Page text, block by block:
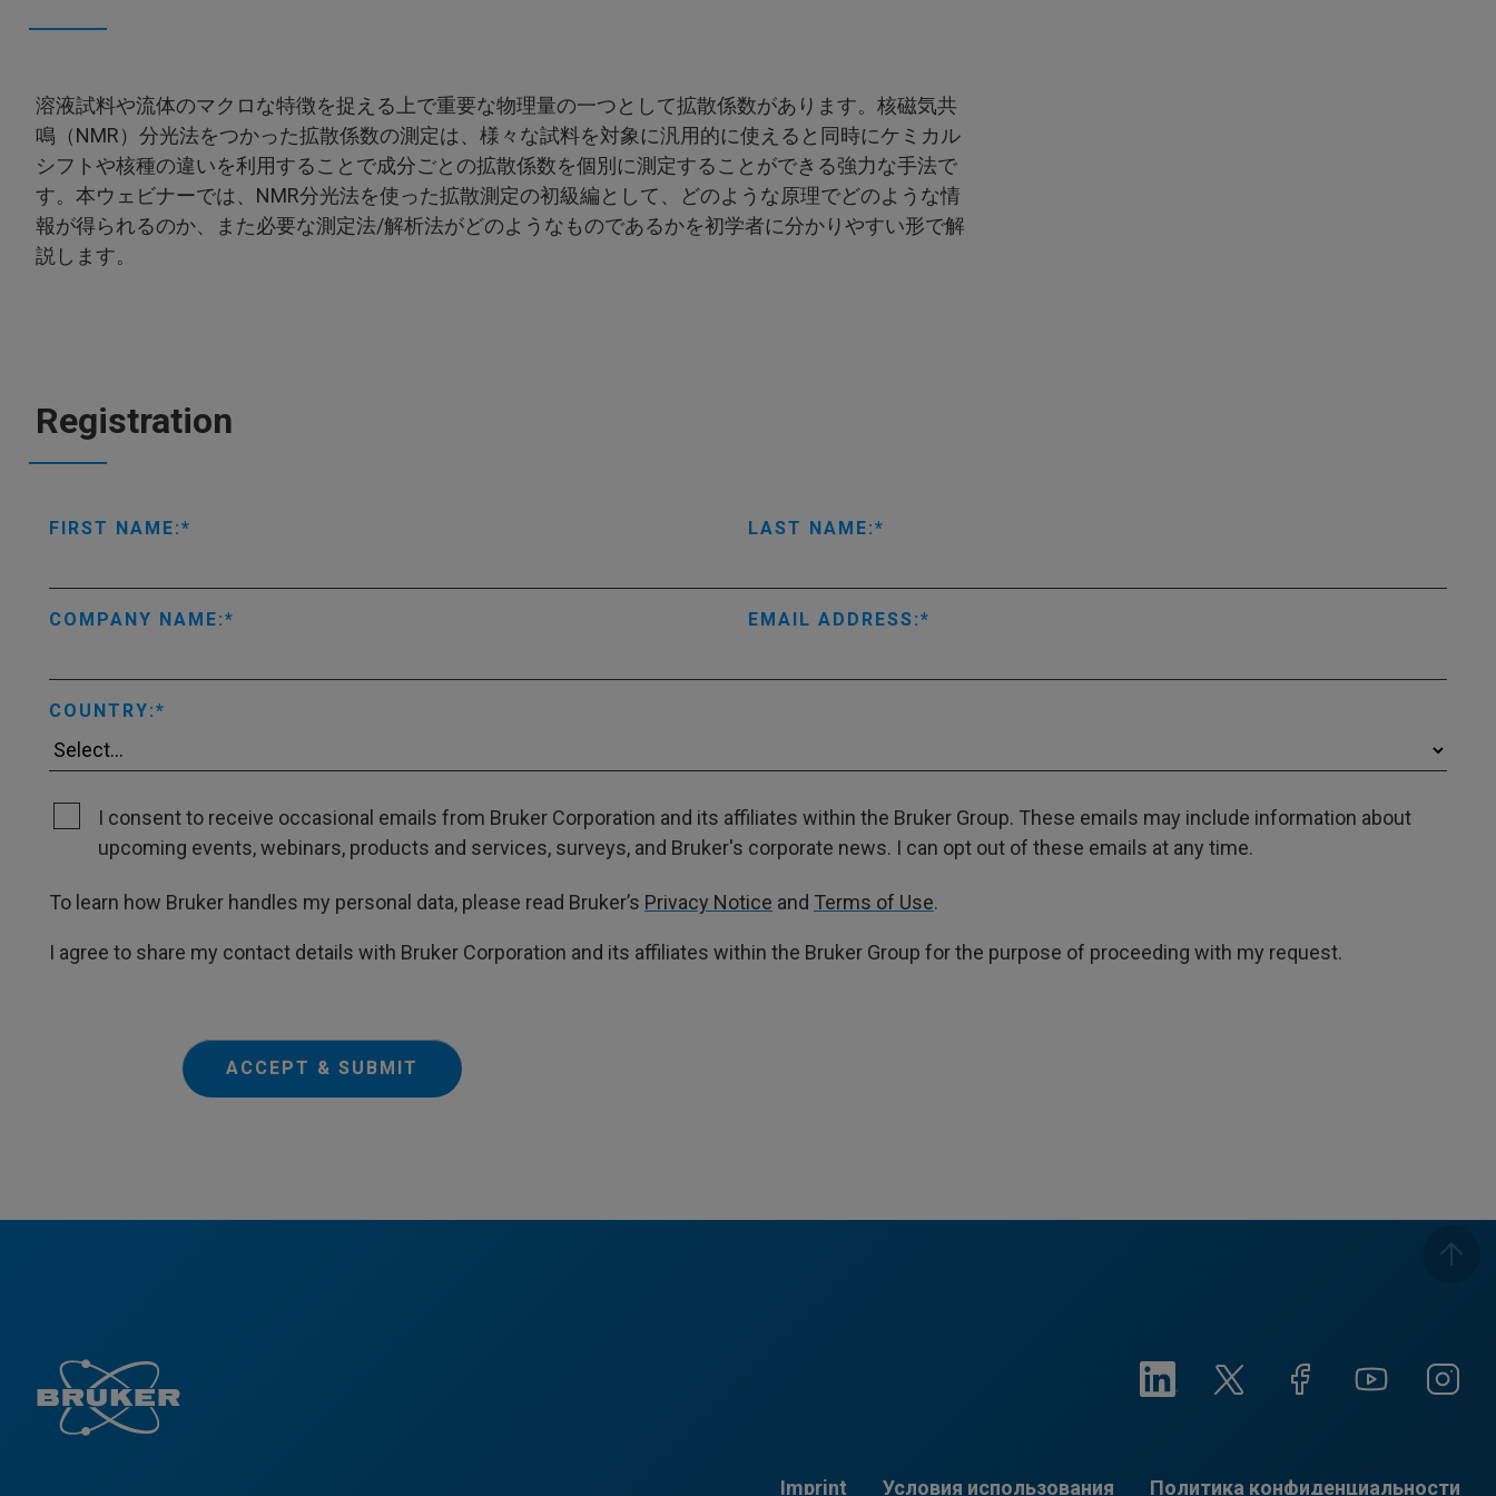
溶液試料や流体のマクロな特徴を捉える上で重要な物理量の一つとして拡散係数があります。核磁気共
鳴（NMR）分光法をつかった拡散係数の測定は、様々な試料を対象に汎用的に使えると同時にケミカル
シフトや核種の違いを利用することで成分ごとの拡散係数を個別に測定することができる強力な手法で
す。本ウェビナーでは、NMR分光法を使った拡散測定の初級編として、どのような原理でどのような情
報が得られるのか、また必要な測定法/解析法がどのようなものであるかを初学者に分かりやすい形で解
説します。
Registration
FIRST NAME: LAST NAME:
COMPANY NAME: EMAIL ADDRESS:
COUNTRY:
I consent to receive occasional emails from Bruker Corporation and its affiliates within the Bruker Group. These emails may include information about
upcoming events, webinars, products and services, surveys, and Bruker's corporate news. I can opt out of these emails at any time.
To learn how Bruker handles my personal data, please read Bruker’s Privacy Notice and Terms of Use.
I agree to share my contact details with Bruker Corporation and its affiliates within the Bruker Group for the purpose of proceeding with my request.
ACCEPT & SUBMIT
Imprint Условия использования Политика конфиденциальности